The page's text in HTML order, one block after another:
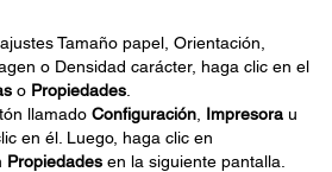
Tamaño papel, Orientación,
o Densidad carácter, haga clic en el
o Propiedades
llamado Configuración Impresora u
en él. Luego, haga clic en
Propiedades en la siguiente pantalla.